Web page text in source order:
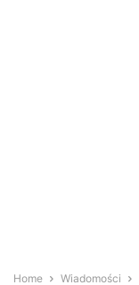
Home Wiadomości